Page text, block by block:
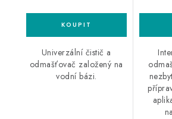
Univerzální čistič a
odmašťovač založený na
vodní bázi.